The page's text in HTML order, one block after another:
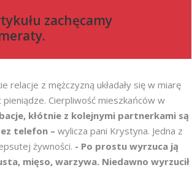
zachęcamy
.
z mężczyzną układały się w miarę
Cierpliwość mieszkańców w
kłótnie z kolejnymi partnerkami są
telefon – wylicza pani Krystyna. Jedna z
żywności. - Po prostu wyrzuca ją
mięso, warzywa. Niedawno wyrzucił